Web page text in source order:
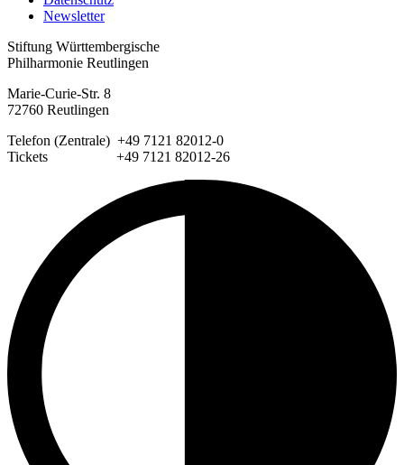
Newsletter
Stiftung Württembergische
Philharmonie Reutlingen
Marie-Curie-Str. 8
72760 Reutlingen
Telefon (Zentrale) +49 7121 82012-0
Tickets +49 7121 82012-26